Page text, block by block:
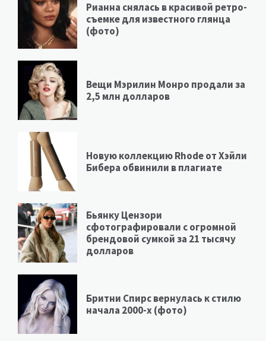
Рианна снялась в красивой ретро-
съемке для известного глянца
(фото)
Вещи Мэрилин Монро продали за
2,5 млн долларов
Новую коллекцию Rhode от Хэйли
Бибера обвинили в плагиате
Бьянку Цензори
сфотографировали с огромной
брендовой сумкой за 21 тысячу
долларов
Бритни Спирс вернулась к стилю
начала 2000-х (фото)